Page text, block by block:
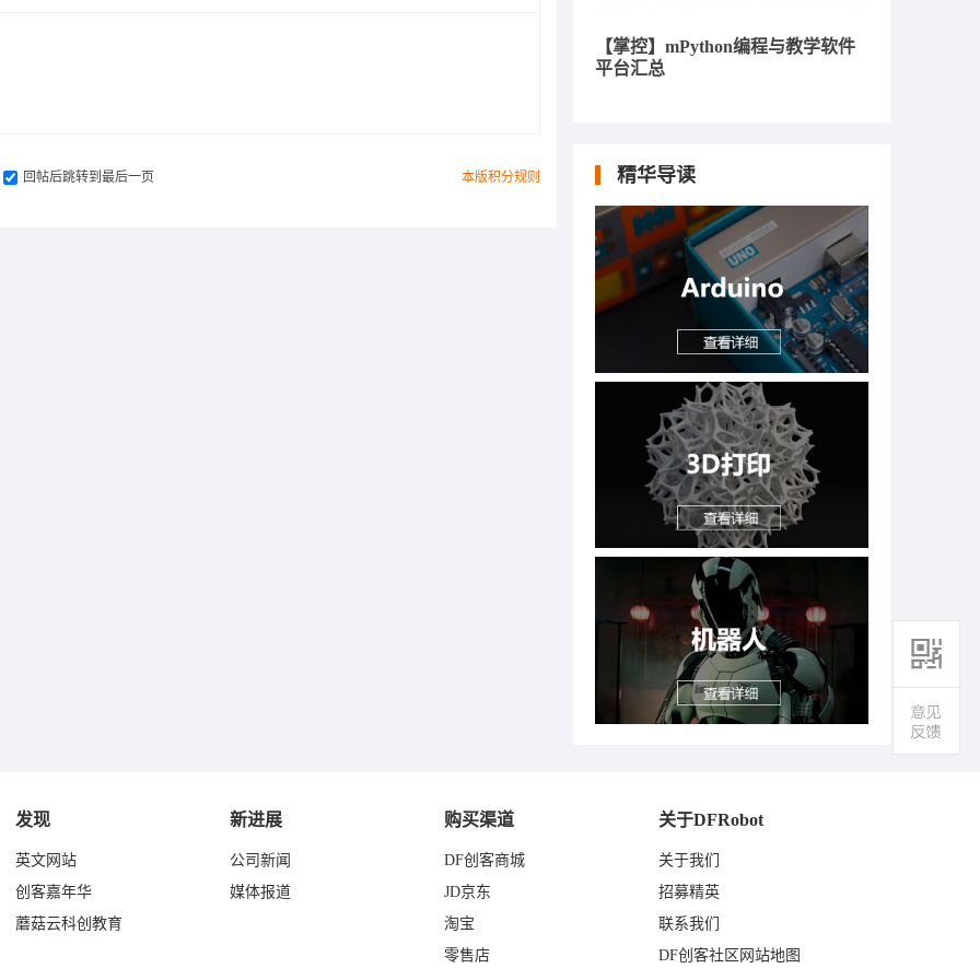
本版积分规则
回帖后跳转到最后一页
【掌控】mPython编程与教学软件
平台汇总
精华导读
发现
英文网站
创客嘉年华
蘑菇云科创教育
新进展
公司新闻
媒体报道
购买渠道
DF创客商城
JD京东
淘宝
零售店
关于DFRobot
关于我们
招募精英
联系我们
DF创客社区网站地图